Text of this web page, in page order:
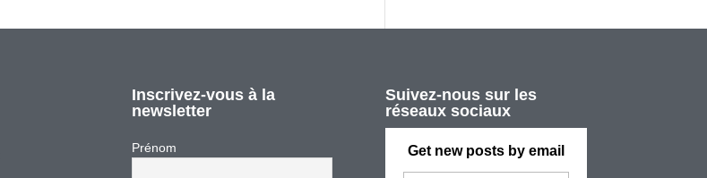
Inscrivez-vous à la
newsletter
Prénom
Suivez-nous sur les
réseaux sociaux
Get new posts by email